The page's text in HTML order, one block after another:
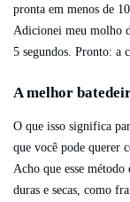
pronta em menos de
Adicionei meu molho
5 segundos. Pronto: a
A melhor
O que isso significa
que você pode querer
Acho que esse
duras e secas, como